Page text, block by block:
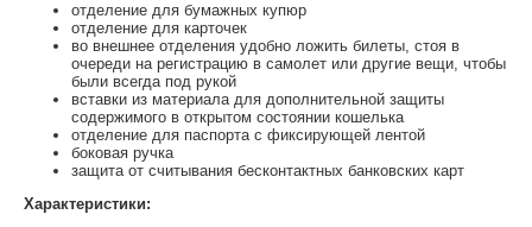
отделение для бумажных купюр
отделение для карточек
во внешнее отделения удобно ложить билеты, стоя в
очереди на регистрацию в самолет или другие вещи, чтобы
были всегда под рукой
вставки из материала для дополнительной защиты
содержимого в открытом состоянии кошелька
отделение для паспорта с фиксирующей лентой
боковая ручка
защита от считывания бесконтактных банковских карт
Характеристики: